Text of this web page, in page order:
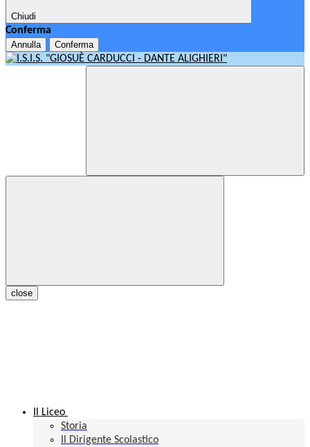
Chiudi
Conferma
Annulla Conferma
close
Il Liceo
Storia
Il Dirigente Scolastico